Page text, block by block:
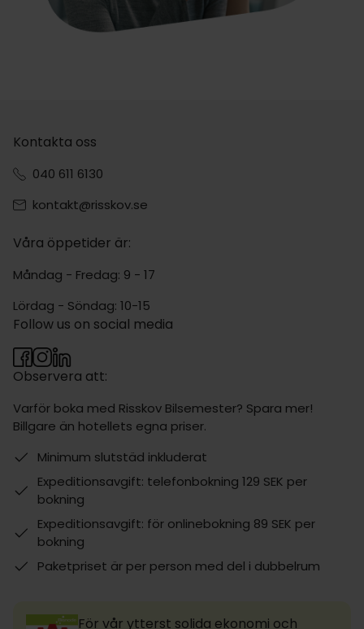
Kontakta oss
040 611 6130
kontakt@risskov.se
Våra öppetider är:
Måndag - Fredag: 9 - 17
Lördag - Söndag: 10-15
Observera att:
Varför boka med Risskov Bilsemester? Spara mer!
Billgare än hotellets egna priser.
Minimum slutstäd inkluderat
Expeditionsavgift: telefonbokning 129 SEK per
bokning
Expeditionsavgift: för onlinebokning 89 SEK per
bokning
Paketpriset är per person med del i dubbelrum
Follow us on social media
För vår ytterst solida ekonomi och